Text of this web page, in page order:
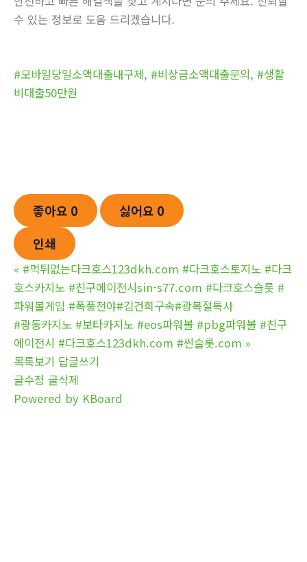
수 있는 정보로 도움 드리겠습니다.
#모바일당일소액대출내구제, #비상금소액대출문의, #생활
비대출50만원
좋아요 0 싫어요 0
인쇄
« #먹튀없는다크호스123dkh.com #다크호스토지노 #다크
호스카지노 #친구에이전시sin-s77.com #다크호스슬롯 #
파워볼게임 #폭풍전야#김건희구속#광복절특사
#광동카지노 #보타카지노 #eos파워볼 #pbg파워볼 #친구
에이전시 #다크호스123dkh.com #씬슬롯.com »
목록보기 답글쓰기
글수정 글삭제
Powered by KBoard